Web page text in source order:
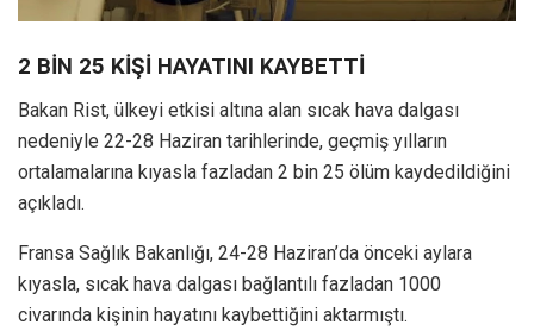
2 BİN 25 KİŞİ HAYATINI KAYBETTİ
Bakan Rist, ülkeyi etkisi altına alan sıcak hava dalgası
nedeniyle 22-28 Haziran tarihlerinde, geçmiş yılların
ortalamalarına kıyasla fazladan 2 bin 25 ölüm kaydedildiğini
açıkladı.
Fransa Sağlık Bakanlığı, 24-28 Haziran’da önceki aylara
kıyasla, sıcak hava dalgası bağlantılı fazladan 1000
civarında kişinin hayatını kaybettiğini aktarmıştı.